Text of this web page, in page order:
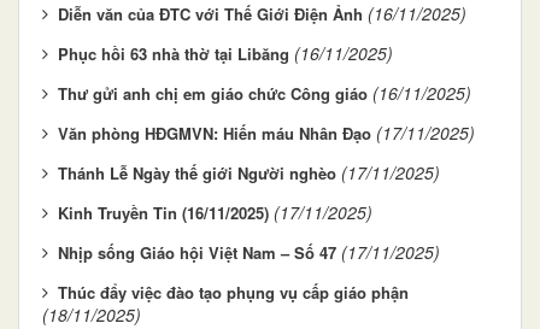
Diễn văn của ĐTC với Thế Giới Điện Ảnh (16/11/2025)
Phục hồi 63 nhà thờ tại Libăng (16/11/2025)
Thư gửi anh chị em giáo chức Công giáo (16/11/2025)
Văn phòng HĐGMVN: Hiến máu Nhân Đạo (17/11/2025)
Thánh Lễ Ngày thế giới Người nghèo (17/11/2025)
Kinh Truyền Tin (16/11/2025) (17/11/2025)
Nhịp sống Giáo hội Việt Nam – Số 47 (17/11/2025)
Thúc đẩy việc đào tạo phụng vụ cấp giáo phận
(18/11/2025)